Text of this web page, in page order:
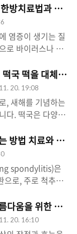
주로 생으로 먹지
한 요리나 음료에
요 효능산딸기에
과 비타민 C가 풍
이러한 항산화 작
를 보호하고, 산
지키는 역할을 합
민 C와 항산화 물
계를 강화하는 데
체계를 강화하
는 식이 섬유가 풍
돕는 데 도움을
방치료법과 예방
염증이 생기는 질
로 바이러스나 박
합니다. 소아 장
상태, 식사 등
있습니다. 소아
반적인 증상으로,
니다. 변이 묽고
있으며, 종종 반
수 있습니다. 소
있습니다. 복부의
있으며, 종종 복
이 있을 수 있습니
퇴와 액체 섭취
니다. 체온상승:
국 떡을 대체할
20. 19:08
, 새해를 기념하는
다. 떡국은 다양한
를 함유하고 있습
수화물과 단백질
섭취할 수 있는
지를 공급하고 영
. 떡국에 사용되는
화되는 음식입니
수도 소화를 도
국의 국물은 수분
방법 치료와 자기
spondylitis)은
으로, 주로 척추와
되는 곳인 척추의
발생하여 강직성
청소년이나 젊은
다움을 위한 비밀
20. 16:10